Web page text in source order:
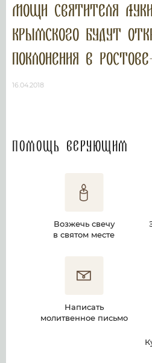
Мощи святителя Луки
Крымского будут
поклонения в
16.04.2018
Помощь верующим
Возжечь свечу
в святом месте
Написать
молитвенное письмо